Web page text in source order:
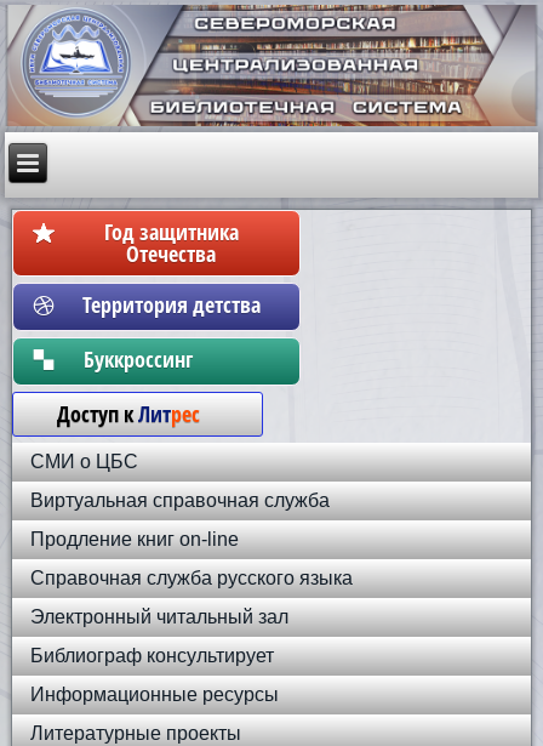
Год защитника
Отечества
Территория детства
Бyккpoccинг
Доступ кЛитрес
СМИ о ЦБС
Виртуальная справочная служба
Продление книг on-line
Справочная служба русского языка
Электронный читальный зал
Библиограф консультирует
Информационные ресурсы
Литературные проекты